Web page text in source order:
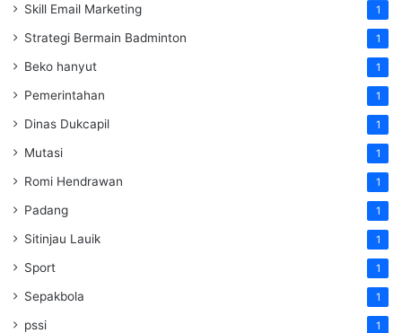
Skill Email Marketing 1
Strategi Bermain Badminton 1
Beko hanyut 1
Pemerintahan 1
Dinas Dukcapil 1
Mutasi 1
Romi Hendrawan 1
Padang 1
Sitinjau Lauik 1
Sport 1
Sepakbola 1
pssi 1